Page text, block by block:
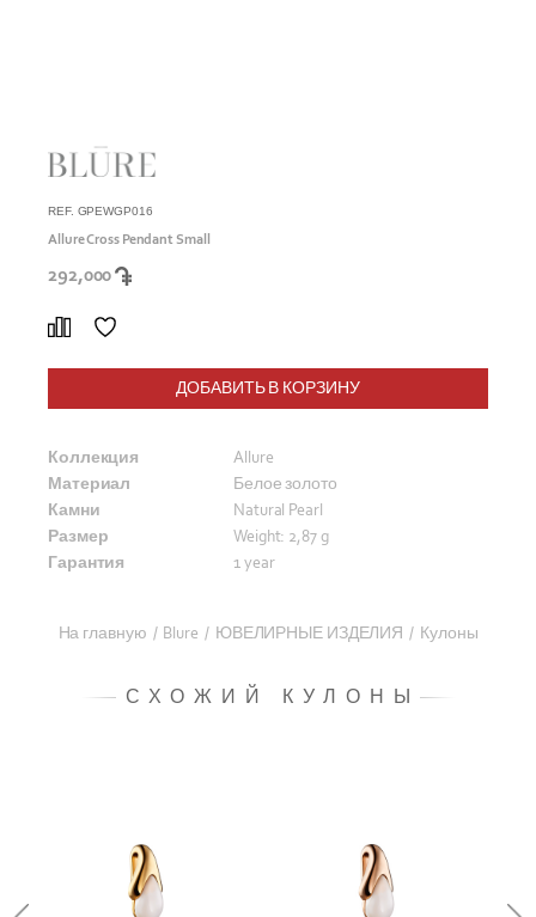
REF. GPEWGP016
Allure Cross Pendant Small
292,000
ДОБАВИТЬ В КОРЗИНУ
Коллекция
Allure
Материал
Белое золото
Камни
Natural Pearl
Размер
Weight: 2,87 g
Гарантия
1 year
На главную / Blure / ЮВЕЛИРНЫЕ ИЗДЕЛИЯ / Кулоны
СХОЖИЙ КУЛОНЫ